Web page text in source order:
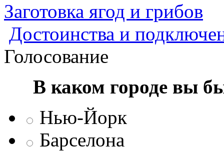
Заготовка ягод и грибов
Достоинства и
Голосование
В каком городе вы
Нью-Йорк
Барселона